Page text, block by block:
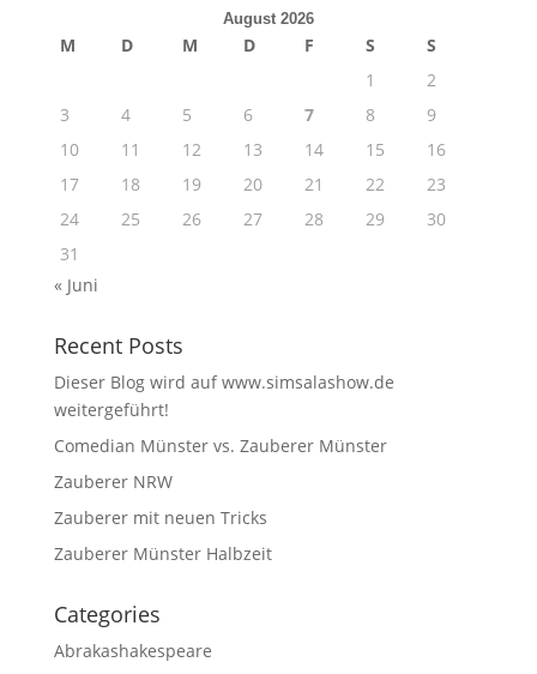
August 2026
M D M D F S
S
1
2
3
4 5 6 7 8
9
10
11 12 13 14 15
16
17
18 19 20 21 22
23
24
25 26 27 28 29
30
31
« Juni
Recent Posts
Dieser Blog wird auf www.simsalashow.de
weitergeführt!
Comedian Münster vs. Zauberer Münster
Zauberer NRW
Zauberer mit neuen Tricks
Zauberer Münster Halbzeit
Categories
Abrakashakespeare